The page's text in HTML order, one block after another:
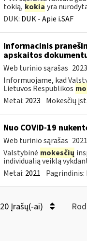
tokią, kokia yra
DUK: DUK - Apie i.SAF
Informacinis
apskaitos
Web turinio sąrašas
Informuojame, kad
Lietuvos Respublikos
Metai: 2023 Mokesčių
Nuo COVID-19
Web turinio sąrašas
Valstybinė mokesčių
individualią veiklą
Metai: 2021 Pagrindinis:
20 Įrašų(-ai)